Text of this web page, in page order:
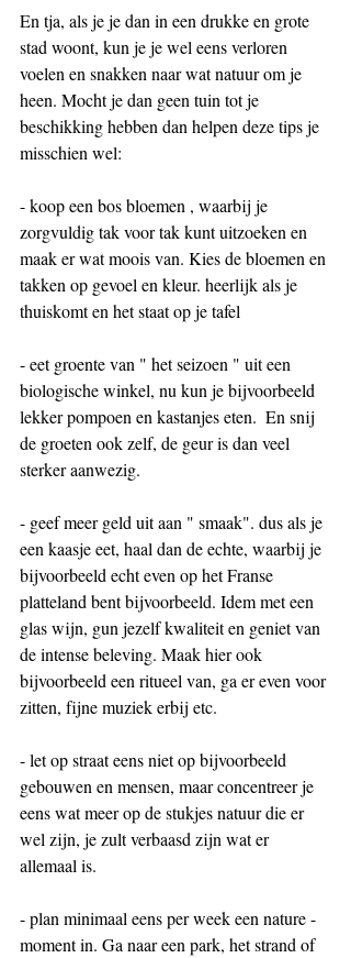
En tja, als je je dan in een drukke en grote
stad woont, kun je je wel eens verloren
voelen en snakken naar wat natuur om je
heen. Mocht je dan geen tuin tot je
beschikking hebben dan helpen deze tips je
misschien wel:
- koop een bos bloemen , waarbij je
zorgvuldig tak voor tak kunt uitzoeken en
maak er wat moois van. Kies de bloemen en
takken op gevoel en kleur. heerlijk als je
thuiskomt en het staat op je tafel
- eet groente van " het seizoen " uit een
biologische winkel, nu kun je bijvoorbeeld
lekker pompoen en kastanjes eten.  En snij
de groeten ook zelf, de geur is dan veel
sterker aanwezig.
- geef meer geld uit aan " smaak". dus als je
een kaasje eet, haal dan de echte, waarbij je
bijvoorbeeld echt even op het Franse
platteland bent bijvoorbeeld. Idem met een
glas wijn, gun jezelf kwaliteit en geniet van
de intense beleving. Maak hier ook
bijvoorbeeld een ritueel van, ga er even voor
zitten, fijne muziek erbij etc.
- let op straat eens niet op bijvoorbeeld
gebouwen en mensen, maar concentreer je
eens wat meer op de stukjes natuur die er
wel zijn, je zult verbaasd zijn wat er
allemaal is.
- plan minimaal eens per week een nature -
moment in. Ga naar een park, het strand of